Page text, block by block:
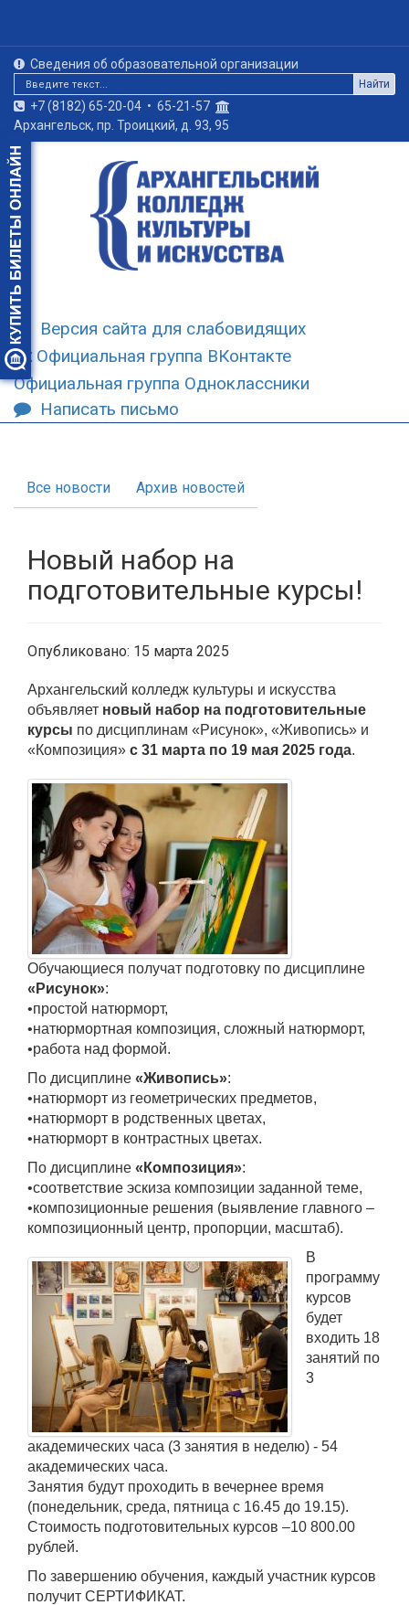
Сведения об образовательной организации
Найти
+7 (8182) 65-20-04 • 65-21-57
Архангельск, пр. Троицкий, д. 93, 95
Версия сайта для слабовидящих
Официальная группа ВКонтакте
Официальная группа Одноклассники
Написать письмо
Все новости Архив новостей
Новый набор на
подготовительные курсы!
Опубликовано: 15 марта 2025
Архангельский колледж культуры и искусства
объявляет новый набор на подготовительные
курсы по дисциплинам «Рисунок», «Живопись» и
«Композиция» с 31 марта по 19 мая 2025 года.
Обучающиеся получат подготовку по дисциплине
«Рисунок»:
•простой натюрморт,
•натюрмортная композиция, сложный натюрморт,
•работа над формой.
По дисциплине «Живопись»:
•натюрморт из геометрических предметов,
•натюрморт в родственных цветах,
•натюрморт в контрастных цветах.
По дисциплине «Композиция»:
•соответствие эскиза композиции заданной теме,
•композиционные решения (выявление главного –
композиционный центр, пропорции, масштаб).
В
программу
курсов
будет
входить 18
занятий по
3
академических часа (3 занятия в неделю) - 54
академических часа.
Занятия будут проходить в вечернее время
(понедельник, среда, пятница с 16.45 до 19.15).
Стоимость подготовительных курсов –10 800.00
рублей.
По завершению обучения, каждый участник курсов
получит СЕРТИФИКАТ.